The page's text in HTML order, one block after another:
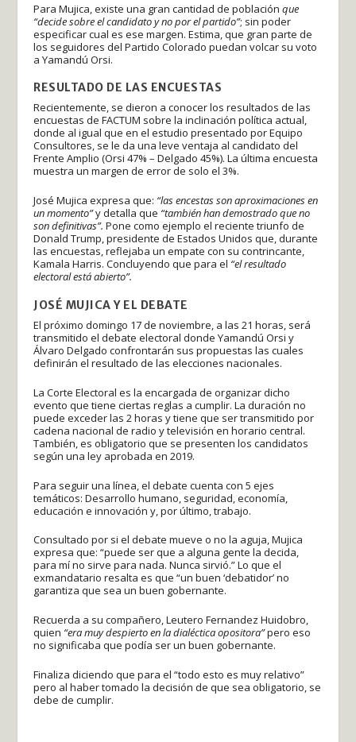
Para Mujica, existe una gran cantidad de poblaciónque
“decide sobre el candidato y no por el partido”; sin poder
especificar cual es ese margen. Estima, que gran parte de
los seguidores del Partido Colorado puedan volcar su voto
a Yamandú Orsi.
RESULTADO DE LAS ENCUESTAS
Recientemente, se dieron a conocer los resultados de las
encuestas de FACTUM sobre la inclinación política actual,
donde al igual que en el estudio presentado por Equipo
Consultores, se le da una leve ventaja al candidato del
Frente Amplio (Orsi 47% – Delgado 45%). La última encuesta
muestra un margen de error de solo el 3%.
José Mujica expresa que: “las encestas son aproximaciones en
un momento”y detalla que “también han demostrado que no
son definitivas”. Pone como ejemplo el reciente triunfo de
Donald Trump, presidente de Estados Unidos que, durante
las encuestas, reflejaba un empate con su contrincante,
Kamala Harris. Concluyendo que para el “el resultado
electoral está abierto”.
JOSÉ MUJICA Y EL DEBATE
El próximo domingo 17 de noviembre, a las 21 horas, será
transmitido el debate electoral donde Yamandú Orsi y
Álvaro Delgado confrontarán sus propuestas las cuales
definirán el resultado de las elecciones nacionales.
La Corte Electoral es la encargada de organizar dicho
evento que tiene ciertas reglas a cumplir. La duración no
puede exceder las 2 horas y tiene que ser transmitido por
cadena nacional de radio y televisión en horario central.
También, es obligatorio que se presenten los candidatos
según una ley aprobada en 2019.
Para seguir una línea, el debate cuenta con 5 ejes
temáticos: Desarrollo humano, seguridad, economía,
educación e innovación y, por último, trabajo.
Consultado por si el debate mueve o no la aguja, Mujica
expresa que: “puede ser que a alguna gente la decida,
para mí no sirve para nada. Nunca sirvió.” Lo que el
exmandatario resalta es que “un buen ‘debatidor’ no
garantiza que sea un buen gobernante.
Recuerda a su compañero, Leutero Fernandez Huidobro,
quien “era muy despierto en la dialéctica opositora”pero eso
no significaba que podía ser un buen gobernante.
Finaliza diciendo que para el “todo esto es muy relativo”
pero al haber tomado la decisión de que sea obligatorio, se
debe de cumplir.